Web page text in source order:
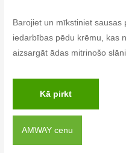
Barojiet un mīkstiniet
iedarbības pēdu krēmu, kas
aizsargāt ādas mitrinošo slāni.
Kā pirkt
AMWAY cenu